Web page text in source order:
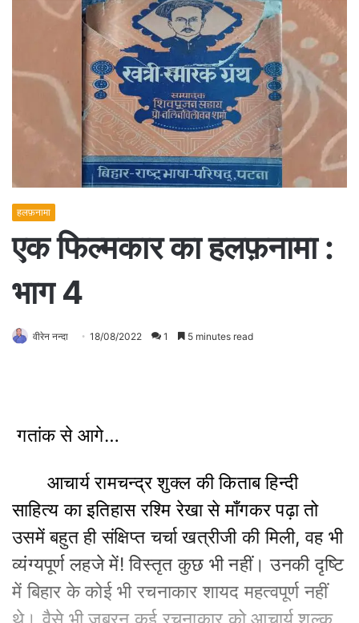
हलफ़नामा
एक फिल्मकार का हलफ़नामा :
भाग 4
वीरेन नन्दा 18/08/2022 1 5 minutes read
गतांक से आगे…
आचार्य रामचन्द्र शुक्ल की किताब हिन्दी
साहित्य का इतिहास रश्मि रेखा से माँगकर पढ़ा तो
उसमें बहुत ही संक्षिप्त चर्चा खत्रीजी की मिली, वह भी
व्यंग्यपूर्ण लहजे में! विस्तृत कुछ भी नहीं। उनकी दृष्टि
में बिहार के कोई भी रचनाकार शायद महत्वपूर्ण नहीं